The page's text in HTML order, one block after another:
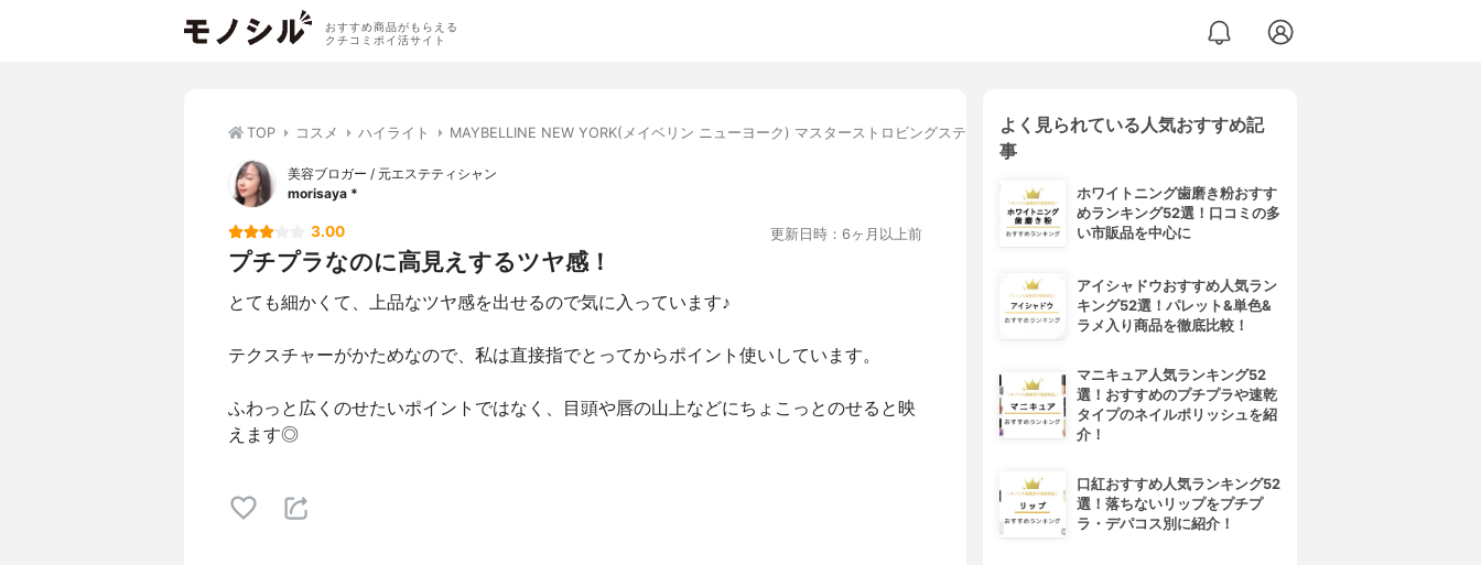
おすすめ商品がもらえる
クチコミポイ活サイト
TOP コスメ ハイライト MAYBELLINE NEW YORK(メイベリン ニューヨーク) マスターストロビングスティック
美容ブロガー / 元エステティシャン
morisaya *
3.00 更新日時：6ヶ月以上前
プチプラなのに高見えするツヤ感！
とても細かくて、上品なツヤ感を出せるので気に入っています♪
テクスチャーがかためなので、私は直接指でとってからポイント使いしています。
ふわっと広くのせたいポイントではなく、目頭や唇の山上などにちょこっとのせると映
えます◎
よく見られている人気おすすめ記
事
ホワイトニング歯磨き粉おすす
めランキング52選！口コミの多
い市販品を中心に
アイシャドウおすすめ人気ラン
キング52選！パレット&単色&
ラメ入り商品を徹底比較！
マニキュア人気ランキング52
選！おすすめのプチプラや速乾
タイプのネイルポリッシュを紹
介！
口紅おすすめ人気ランキング52
選！落ちないリップをプチプ
ラ・デパコス別に紹介！